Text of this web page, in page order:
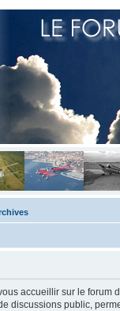
accueillir sur le forum
discussions public,